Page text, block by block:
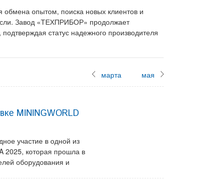
опытом, поиска новых клиентов и
Завод «ТЕХПРИБОР» продолжает
статус надежного производителя
марта мая
MININGWORLD
участие в одной из
2025, которая прошла в
оборудования и